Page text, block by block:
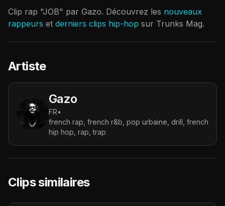
Clip rap "JOB" par Gazo. Découvrez les nouveaux
rappeurs et derniers clips hip-hop sur Trunks Mag.
Artiste
Gazo
FR•
french rap, french r&b, pop urbaine, drill, french
hip hop, rap, trap
Clips similaires